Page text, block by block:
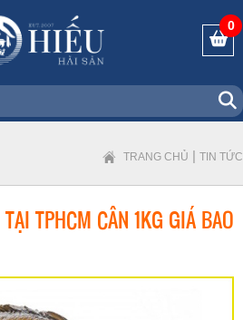
0
TRANG CHỦ | TIN TỨC
TPHCM CÂN 1KG GIÁ BAO